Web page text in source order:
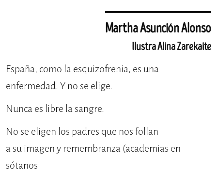
Martha Asunción Alonso
Ilustra Alina Zarekaite
España, como la esquizofrenia, es una
enfermedad. Y no se elige.
Nunca es libre la sangre.
No se eligen los padres que nos follan
a su imagen y remembranza (academias en
sótanos